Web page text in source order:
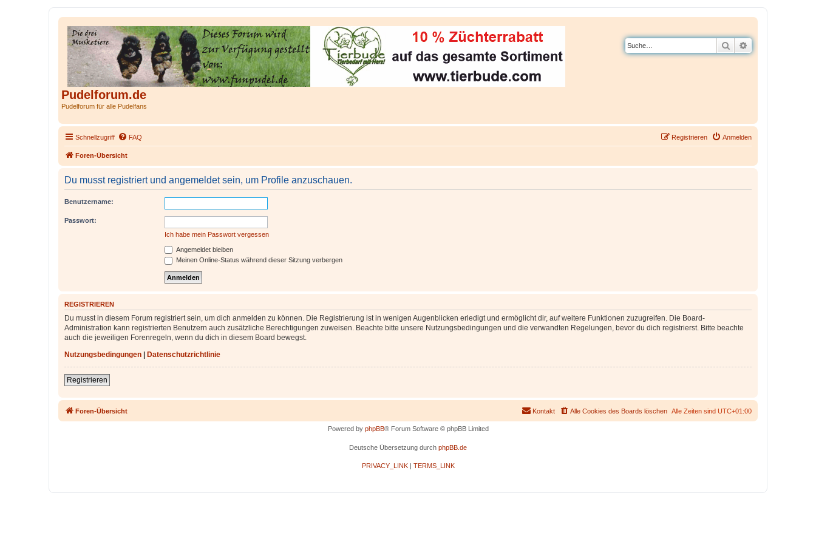
Pudelforum.de
Pudelforum für alle Pudelfans
Suche
Schnellzugriff FAQ Anmelden
Registrieren
Foren-Übersicht
Du musst registriert und angemeldet sein, um Profile anzuschauen.
Benutzername:
Passwort:
Ich habe mein Passwort vergessen
Angemeldet bleiben
Meinen Online-Status während dieser Sitzung verbergen
REGISTRIEREN
Du musst in diesem Forum registriert sein, um dich anmelden zu können. Die Registrierung ist in wenigen Augenblicken erledigt und ermöglicht dir, auf weitere Funktionen zuzugreifen. Die Board-
Administration kann registrierten Benutzern auch zusätzliche Berechtigungen zuweisen. Beachte bitte unsere Nutzungsbedingungen und die verwandten Regelungen, bevor du dich registrierst. Bitte beachte
auch die jeweiligen Forenregeln, wenn du dich in diesem Board bewegst.
Nutzungsbedingungen
Datenschutzrichtlinie
Registrieren
Foren-Übersicht Alle Zeiten sind UTC+01:00
Alle Cookies des Boards löschen
Kontakt
Powered by phpBB® Forum Software © phpBB Limited
Deutsche Übersetzung durch phpBB.de
PRIVACY_LINK| TERMS_LINK